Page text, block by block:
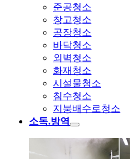
준공청소
창고청소
공장청소
바닥청소
외벽청소
화재청소
시설물청소
침수청소
지붕배수로청소
소독.방역